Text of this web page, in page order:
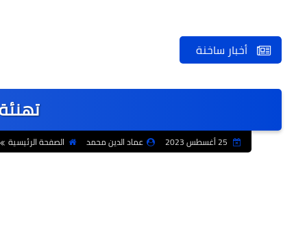
أخبار ساخنة
عماد الدين محمد الصفحة الرئيسية